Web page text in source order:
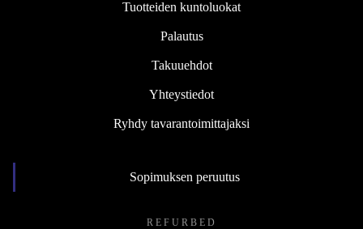
Tuotteiden kuntoluokat
Palautus
Takuuehdot
Yhteystiedot
Ryhdy tavarantoimittajaksi
Sopimuksen peruutus
REFURBED